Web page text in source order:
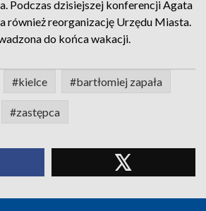
Podczas dzisiejszej konferencji Agata
również reorganizację Urzędu Miasta.
do końca wakacji.
#kielce #bartłomiej zapała
#zastępca